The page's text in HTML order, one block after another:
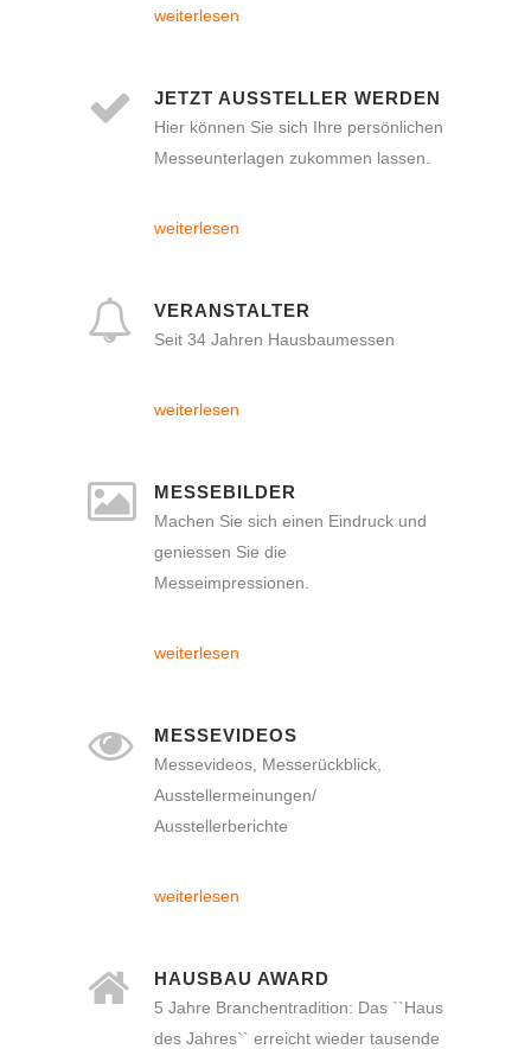
weiterlesen
JETZT AUSSTELLER WERDEN
Hier können Sie sich Ihre persönlichen
Messeunterlagen zukommen lassen.
weiterlesen
VERANSTALTER
Seit 34 Jahren Hausbaumessen
weiterlesen
MESSEBILDER
Machen Sie sich einen Eindruck und
geniessen Sie die
Messeimpressionen.
weiterlesen
MESSEVIDEOS
Messevideos, Messerückblick,
Ausstellermeinungen/
Ausstellerberichte
weiterlesen
HAUSBAU AWARD
5 Jahre Branchentradition: Das ``Haus
des Jahres`` erreicht wieder tausende